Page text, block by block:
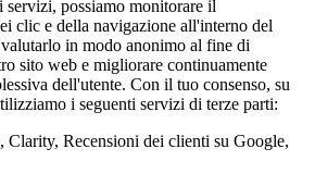
servizi, possiamo monitorare il
clic e della navigazione all'interno del
in modo anonimo al fine di
sito web e migliorare continuamente
dell'utente. Con il tuo consenso, su
i seguenti servizi di terze parti:
Clarity, Recensioni dei clienti su Google,